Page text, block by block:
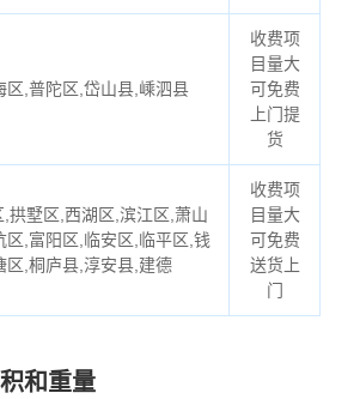
区,普陀区,岱山县,嵊泗县
收费项
目量大
可免费
上门提
货
,拱墅区,西湖区,滨江区,萧山
区,富阳区,临安区,临平区,钱
区,桐庐县,淳安县,建德
收费项
目量大
可免费
送货上
门
和重量